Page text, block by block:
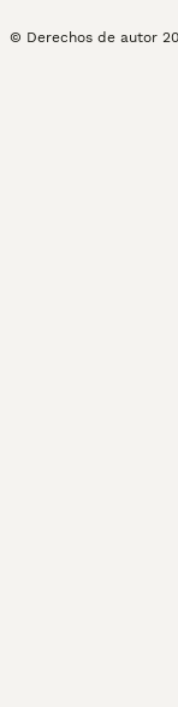
© Derechos de autor